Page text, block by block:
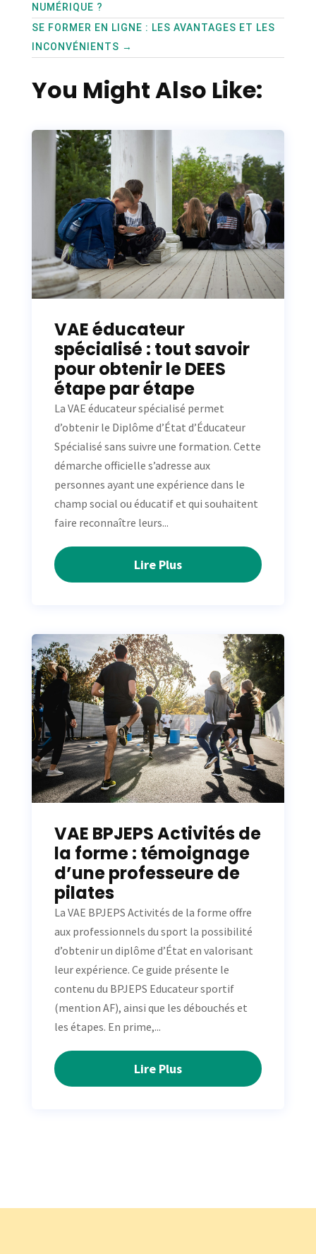
NUMÉRIQUE ?
SE FORMER EN LIGNE : LES AVANTAGES ET LES
INCONVÉNIENTS →
You Might Also Like:
VAE éducateur
spécialisé : tout savoir
pour obtenir le DEES
étape par étape
La VAE éducateur spécialisé permet
d’obtenir le Diplôme d’État d’Éducateur
Spécialisé sans suivre une formation. Cette
démarche officielle s’adresse aux
personnes ayant une expérience dans le
champ social ou éducatif et qui souhaitent
faire reconnaître leurs...
Lire Plus
VAE BPJEPS Activités de
la forme : témoignage
d’une professeure de
pilates
La VAE BPJEPS Activités de la forme offre
aux professionnels du sport la possibilité
d’obtenir un diplôme d’État en valorisant
leur expérience. Ce guide présente le
contenu du BPJEPS Educateur sportif
(mention AF), ainsi que les débouchés et
les étapes. En prime,...
Lire Plus